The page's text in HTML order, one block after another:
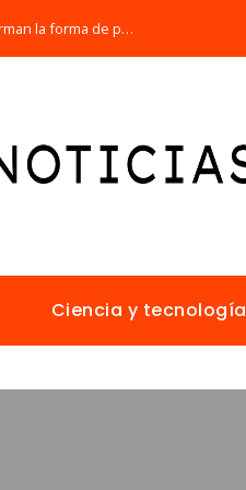
Los 10 animales con sentidos que transforman la forma de percibir el mundo
Ciencia y tecnología